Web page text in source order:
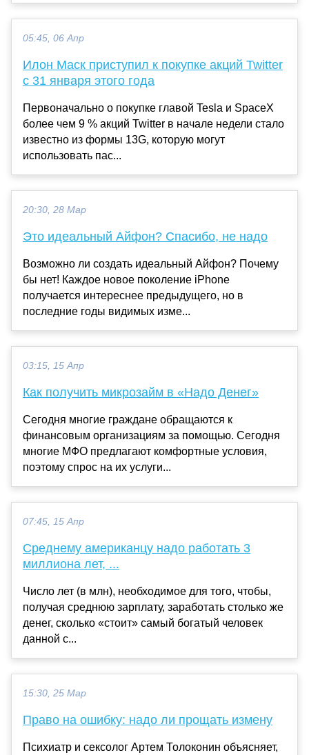
05:45, 06 Апр
Илон Маск приступил к покупке акций Twitter
с 31 января этого года
Первоначально о покупке главой Tesla и SpaceX
более чем 9 % акций Twitter в начале недели стало
известно из формы 13G, которую могут
использовать пас...
20:30, 28 Мар
Это идеальный Айфон? Спасибо, не надо
Возможно ли создать идеальный Айфон? Почему
бы нет! Каждое новое поколение iPhone
получается интереснее предыдущего, но в
последние годы видимых изме...
03:15, 15 Апр
Как получить микрозайм в «Надо Денег»
Сегодня многие граждане обращаются к
финансовым организациям за помощью. Сегодня
многие МФО предлагают комфортные условия,
поэтому спрос на их услуги...
07:45, 15 Апр
Среднему американцу надо работать 3
миллиона лет, ...
Число лет (в млн), необходимое для того, чтобы,
получая среднюю зарплату, заработать столько же
денег, сколько «стоит» самый богатый человек
данной с...
15:30, 25 Мар
Право на ошибку: надо ли прощать измену
Психиатр и сексолог Артем Толоконин объясняет,